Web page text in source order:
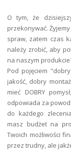
O tym, że
przekonywać.
spraw, zatem czas
należy zrobić, aby
na naszym
Pod pojęciem
jakość, dobry
mieć DOBRY
odpowiada za
do każdego
masz budżet na
Twoich możliwości
przez trudny, ale